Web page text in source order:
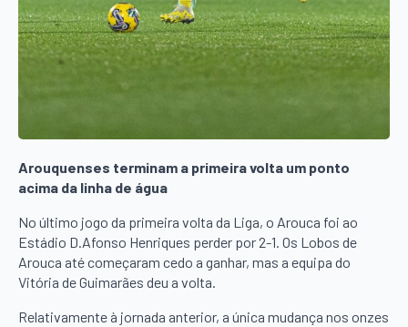
Arouquenses terminam a primeira volta um ponto
acima da linha de água
No último jogo da primeira volta da Liga, o Arouca foi ao
Estádio D.Afonso Henriques perder por 2-1. Os Lobos de
Arouca até começaram cedo a ganhar, mas a equipa do
Vitória de Guimarães deu a volta.
Relativamente à jornada anterior, a única mudança nos onzes